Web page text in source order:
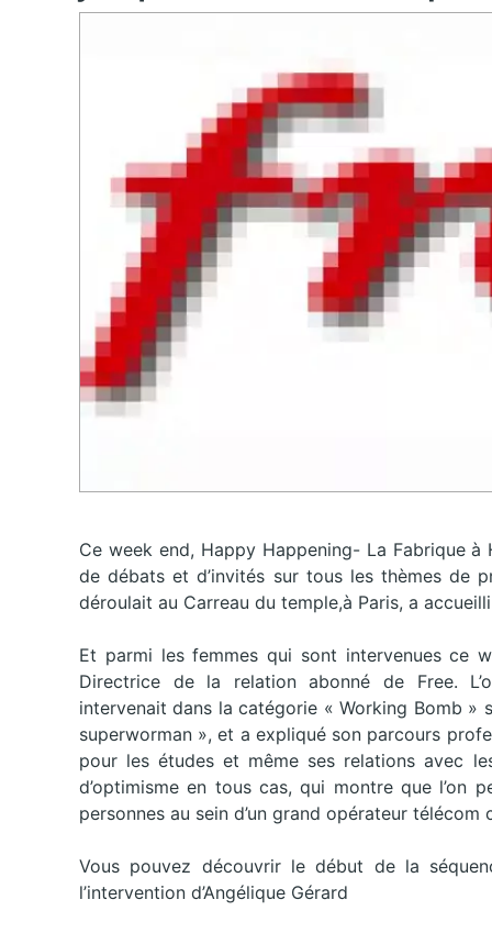
Ce week end, Happy Happening- La Fabrique à
de débats et d’invités sur tous les thèmes de
déroulait au Carreau du temple,à Paris, a
Et parmi les femmes qui sont intervenues ce
Directrice de la relation abonné de Free.
intervenait dans la catégorie « Working Bomb
superworman », et a expliqué son parcours
pour les études et même ses relations avec
d’optimisme en tous cas, qui montre que l’on
personnes au sein d’un grand opérateur télécom
Vous pouvez découvrir le début de la
l’intervention d’Angélique Gérard